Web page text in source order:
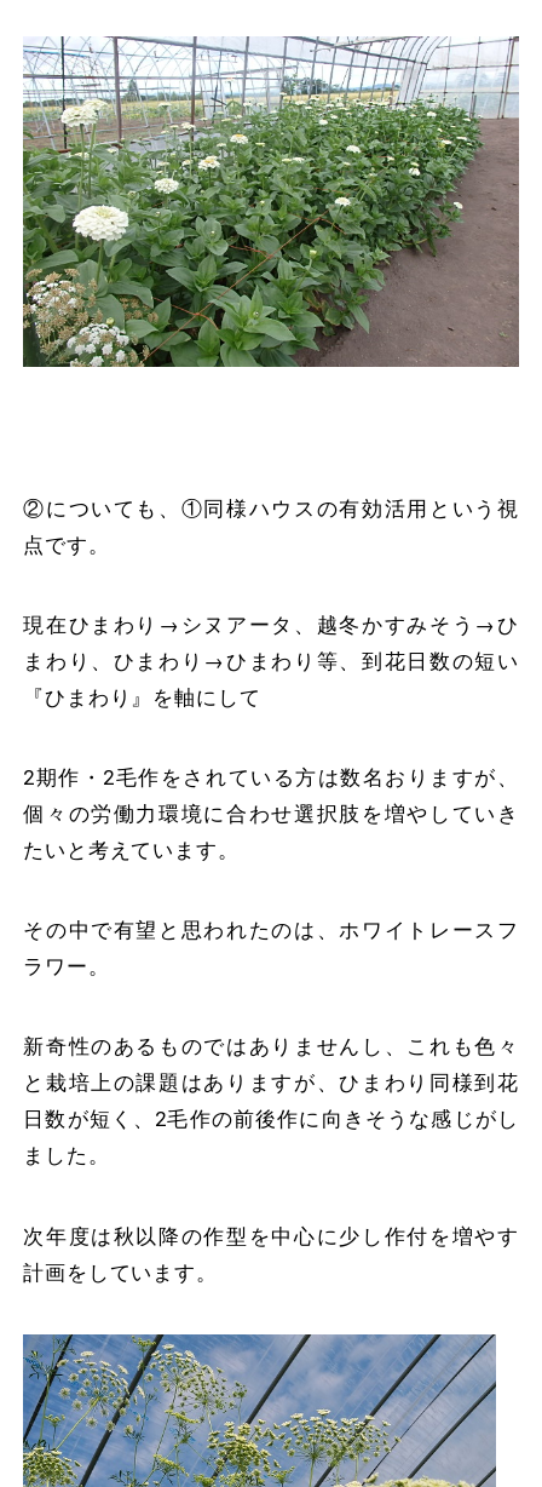
②についても、①同様ハウスの有効活用という視
点です。
現在ひまわり→シヌアータ、越冬かすみそう→ひ
まわり、ひまわり→ひまわり等、到花日数の短い
『ひまわり』を軸にして
2期作・2毛作をされている方は数名おりますが、
個々の労働力環境に合わせ選択肢を増やしていき
たいと考えています。
その中で有望と思われたのは、ホワイトレースフ
ラワー。
新奇性のあるものではありませんし、これも色々
と栽培上の課題はありますが、ひまわり同様到花
日数が短く、2毛作の前後作に向きそうな感じがし
ました。
次年度は秋以降の作型を中心に少し作付を増やす
計画をしています。